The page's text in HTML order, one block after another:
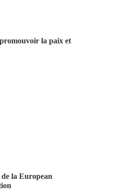
la paix et
la European